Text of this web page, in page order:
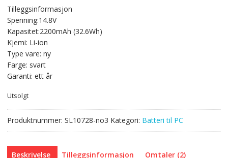
var:
kr 648,00.
er:
Tilleggsinformasjon
Spenning:14.8V
Kapasitet:2200mAh (32.6Wh)
Kjemi: Li-ion
Type vare: ny
Farge: svart
Garanti: ett år
Utsolgt
Produktnummer: SL10728-no3 Kategori: Batteri til PC
Beskrivelse Tilleggsinformasjon Omtaler (2)